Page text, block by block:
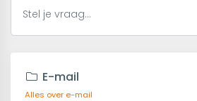
E-mail
Alles over e-mail